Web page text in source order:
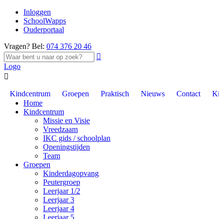
Inloggen
SchoolWapps
Ouderportaal
Vragen? Bel: 074 376 20 46

Logo

Kindcentrum Groepen Praktisch Nieuws Contact
Home
Kindcentrum
Missie en Visie
Vreedzaam
IKC gids / schoolplan
Openingstijden
Team
Groepen
Kinderdagopvang
Peutergroep
Leerjaar 1/2
Leerjaar 3
Leerjaar 4
Leerjaar 5